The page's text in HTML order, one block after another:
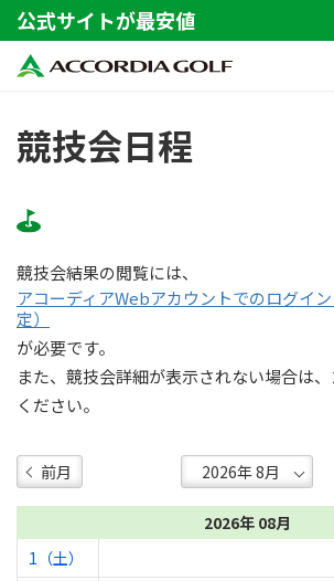
公式サイトが最安値
競技会日程
競技会結果の閲覧には、
アコーディアWebアカウントでのログイ
定）
が必要です。
また、競技会詳細が表示されない場合は
ください。
前月
2026年 08月
1（土）